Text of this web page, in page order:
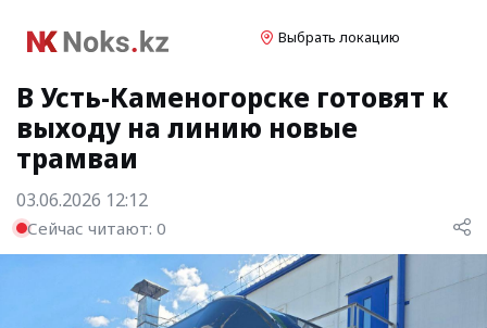
Выбрать локацию
В Усть-Каменогорске готовят к
выходу на линию новые
трамваи
03.06.2026 12:12
Сейчас читают: 0